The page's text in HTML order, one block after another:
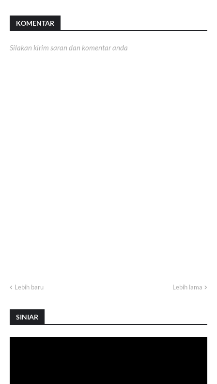
KOMENTAR
Silakan kirim saran dan komentar anda
Lebih baru Lebih lama
SINIAR